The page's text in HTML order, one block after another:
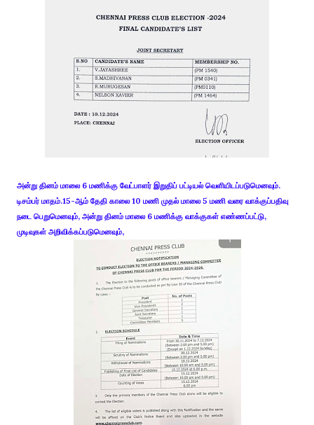
அன்று தினம் மாலை 6 மணிக்கு வேட்பாளர் இறுதிப் பட்டியல் வெளியிடப்படுமெனவும்.
டிசம்பர் மாதம்.15-ஆம் தேதி காலை 10 மணி முதல் மாலை 5 மணி வரை வாக்குப்பதிவு
நடை பெறுமெனவும், அன்று தினம் மாலை 6 மணிக்கு வாக்குகள் எண்ணப்பட்டு,
முடிவுகள் அறிவிக்கப்படுமெனவும்,